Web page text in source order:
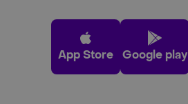
App Store Google play